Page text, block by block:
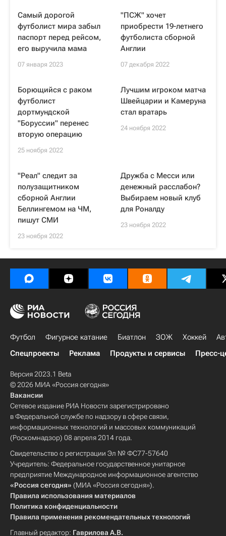
Самый дорогой
футболист мира забыл
паспорт перед рейсом,
его выручила мама
07 января 2023
"ПСЖ" хочет
приобрести 19-летнего
футболиста сборной
Англии
07 декабря 2022
Борющийся с раком
футболист
дортмундской
"Боруссии" перенес
вторую операцию
25 ноября 2022
Лучшим игроком матча
Швейцарии и Камеруна
стал вратарь
24 ноября 2022
"Реал" следит за
полузащитником
сборной Англии
Беллингемом на ЧМ,
пишут СМИ
23 ноября 2022
Дружба с Месси или
денежный расслабон?
Выбираем новый клуб
для Роналду
23 ноября 2022
Футбол Фигурное катание Биатлон ЗОЖ Хоккей
Спецпроекты
Реклама Продукты и сервисы Пресс-
Версия 2023.1 Beta
© 2026 МИА «Россия сегодня»
Вакансии
Сетевое издание РИА Новости зарегистрировано
в Федеральной службе по надзору в сфере связи,
информационных технологий и массовых коммуникаций
(Роскомнадзор) 08 апреля 2014 года.
Свидетельство о регистрации Эл № ФС77-57640
Учредитель: Федеральное государственное унитарное
предприятие Международное информационное агентство
«Россия сегодня» (МИА «Россия сегодня»).
Правила использования материалов
Политика конфиденциальности
Правила применения рекомендательных технологий
Главный редактор: Гаврилова А.В.